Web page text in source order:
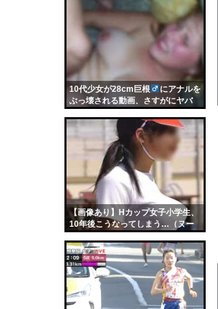
10代少女が28cm巨根
にアナルを
ぶっ壊される動画、さすがにヤバ
【画像あり】Hカップ女子小学生、
10年後こうなってしまう…（ヌー
ツー
ル